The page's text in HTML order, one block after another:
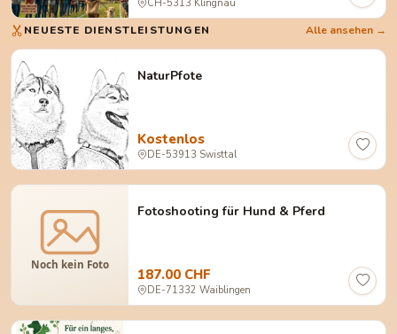
CH-5313 Klingnau
NEUESTE DIENSTLEISTUNGEN Alle ansehen →
NaturPfote
Kostenlos
DE-53913 Swisttal
Fotoshooting für Hund & Pferd
187.00 CHF
DE-71332 Waiblingen